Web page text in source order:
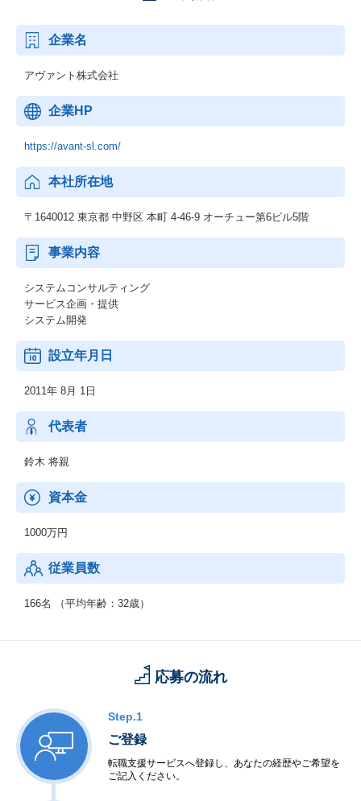
企業名
アヴァント株式会社
企業HP
https://avant-sl.com/
本社所在地
〒1640012 東京都 中野区 本町 4-46-9 オーチュー第6ビル5階
事業内容
システムコンサルティング
サービス企画・提供
システム開発
設立年月日
2011年 8月 1日
代表者
鈴木 将親
資本金
1000万円
従業員数
166名 （平均年齢：32歳）
応募の流れ
Step.1
ご登録
転職支援サービスへ登録し、あなたの経歴やご希望を
ご記入ください。